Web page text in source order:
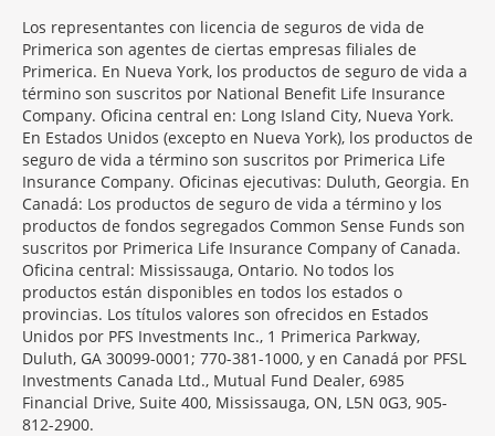
Los representantes con licencia de seguros de vida de
Primerica son agentes de ciertas empresas filiales de
Primerica. En Nueva York, los productos de seguro de vida a
término son suscritos por National Benefit Life Insurance
Company. Oficina central en: Long Island City, Nueva York.
En Estados Unidos (excepto en Nueva York), los productos de
seguro de vida a término son suscritos por Primerica Life
Insurance Company. Oficinas ejecutivas: Duluth, Georgia. En
Canadá: Los productos de seguro de vida a término y los
productos de fondos segregados Common Sense Funds son
suscritos por Primerica Life Insurance Company of Canada.
Oficina central: Mississauga, Ontario. No todos los
productos están disponibles en todos los estados o
provincias. Los títulos valores son ofrecidos en Estados
Unidos por PFS Investments Inc., 1 Primerica Parkway,
Duluth, GA 30099-0001; 770-381-1000, y en Canadá por PFSL
Investments Canada Ltd., Mutual Fund Dealer, 6985
Financial Drive, Suite 400, Mississauga, ON, L5N 0G3, 905-
812-2900.